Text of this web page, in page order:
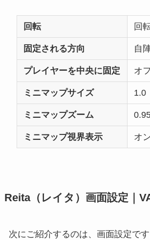
回転 回
固定される方向 自
プレイヤーを中央に固定 オフ
ミニマップサイズ 1.0
ミニマップズーム
ミニマップ視界表示 オ
Reita（レイタ）画面設定｜
次にご紹介するのは、画面設定です